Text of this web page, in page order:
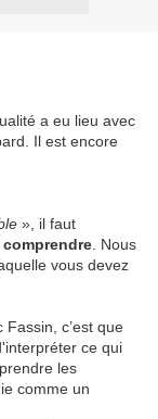
a eu lieu avec
Il est encore
», il faut
. Nous
vous devez
Fassin, c’est que
ce qui
les
comme un